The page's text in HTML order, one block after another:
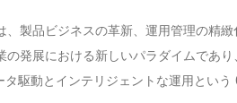
製品ビジネスの革新、運用管理の精
発展における新しいパラダイムであ
タ駆動とインテリジェントな運用という